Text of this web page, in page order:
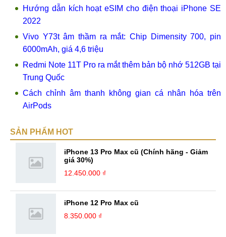
Hướng dẫn kích hoạt eSIM cho điện thoại iPhone SE
2022
Vivo Y73t âm thầm ra mắt: Chip Dimensity 700, pin
6000mAh, giá 4,6 triệu
Redmi Note 11T Pro ra mắt thêm bản bộ nhớ 512GB tại
Trung Quốc
Cách chỉnh âm thanh không gian cá nhân hóa trên
AirPods
SẢN PHẨM HOT
iPhone 13 Pro Max cũ (Chính hãng - Giảm
giá 30%)
12.450.000 ₫
iPhone 12 Pro Max cũ
8.350.000 ₫